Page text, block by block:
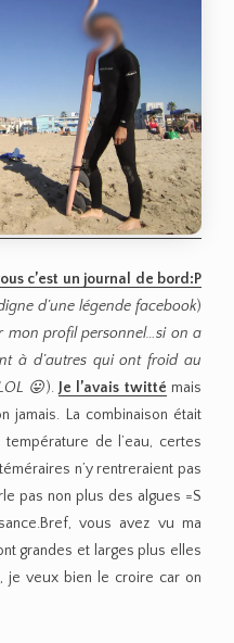
c’est un journal de bord:P
d’une légende facebook)
mon profil personnel…si on a
à d’autres qui ont froid au
😛). Je l’avais twitté mais
jamais. La combinaison était
de l’eau, certes
n’y rentreraient pas
pas non plus des algues =S
vous avez vu ma
grandes et larges plus elles
je veux bien le croire car on